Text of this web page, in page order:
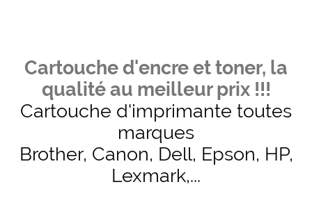
Cartouche d'encre et toner, la
qualité au meilleur prix !!!
Cartouche d'imprimante toutes
marques
Brother, Canon, Dell, Epson, HP,
Lexmark,...